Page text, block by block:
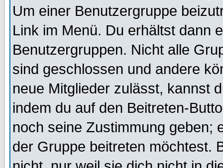
Um einer Benutzergruppe
Link im Menü. Du erhältst dann
Benutzergruppen. Nicht alle
sind geschlossen und andere
neue Mitglieder zulässt, kannst
indem du auf den Beitreten-
noch seine Zustimmung geben;
der Gruppe beitreten möchtest.